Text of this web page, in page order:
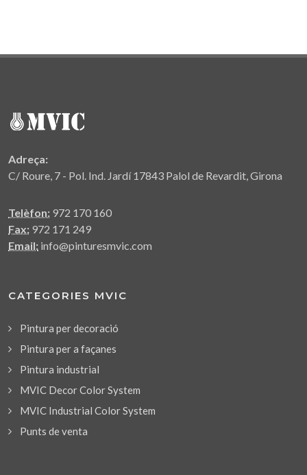
Adreça:
C/ Roure, 7 - Pol. Ind. Jardí 17843 Palol de Revardit, Girona
Telèfon: 972 170 160
Fax: 972 171 249
Email: info@pinturesmvic.com
CATEGORIES MVIC
Pintura per decoració
Pintura per a façanes
Pintura industrial
MVIC Decor Color System
MVIC Industrial Color System
Punts de venta